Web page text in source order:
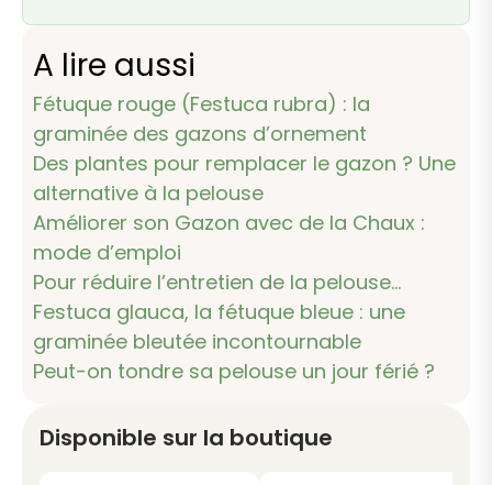
A lire aussi
Fétuque rouge (Festuca rubra) : la
graminée des gazons d’ornement
Des plantes pour remplacer le gazon ? Une
alternative à la pelouse
Améliorer son Gazon avec de la Chaux :
mode d’emploi
Pour réduire l’entretien de la pelouse…
Festuca glauca, la fétuque bleue : une
graminée bleutée incontournable
Peut-on tondre sa pelouse un jour férié ?
Disponible sur la boutique